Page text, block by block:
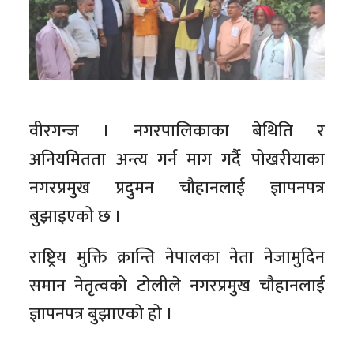
वीरगन्ज । नगरपालिकाका बेथिति र
अनियमितता अन्त्य गर्न माग गर्दै पोखरीयाका
नगरप्रमुख प्रदुमन चौहानलाई ज्ञापनपत्र
बुझाइएको छ ।
राष्ट्रिय मुक्ति क्रान्ति नेपालका नेता नेजामुदिन
समान नेतृत्वको टोलीले नगरप्रमुख चौहानलाई
ज्ञापनपत्र बुझाएको हो ।